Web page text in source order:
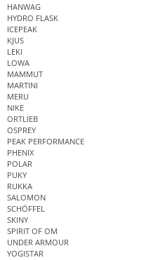
HANWAG
HYDRO FLASK
ICEPEAK
KJUS
LEKI
LOWA
MAMMUT
MARTINI
MERU
NIKE
ORTLIEB
OSPREY
PEAK PERFORMANCE
PHENIX
POLAR
PUKY
RUKKA
SALOMON
SCHÖFFEL
SKINY
SPIRIT OF OM
UNDER ARMOUR
YOGISTAR